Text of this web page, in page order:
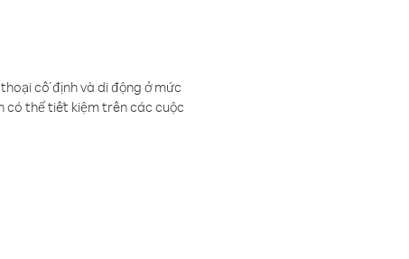
cố định và di động ở mức
có thể tiết kiệm trên các cuộc